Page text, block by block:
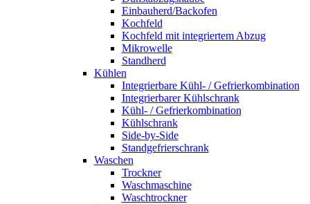
Einbauherd/Backofen
Kochfeld
Kochfeld mit integriertem Abzug
Mikrowelle
Standherd
Kühlen
Integrierbare Kühl- / Gefrierkombination
Integrierbarer Kühlschrank
Kühl- / Gefrierkombination
Kühlschrank
Side-by-Side
Standgefrierschrank
Waschen
Trockner
Waschmaschine
Waschtrockner